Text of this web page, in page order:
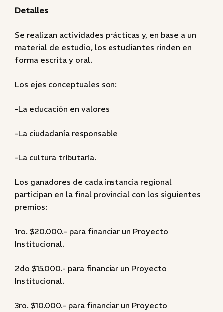
Detalles
Se realizan actividades prácticas y, en base a un
material de estudio, los estudiantes rinden en
forma escrita y oral.
Los ejes conceptuales son:
-La educación en valores
-La ciudadanía responsable
-La cultura tributaria.
Los ganadores de cada instancia regional
participan en la final provincial con los siguientes
premios:
1ro. $20.000.- para financiar un Proyecto
Institucional.
2do $15.000.- para financiar un Proyecto
Institucional.
3ro. $10.000.- para financiar un Proyecto